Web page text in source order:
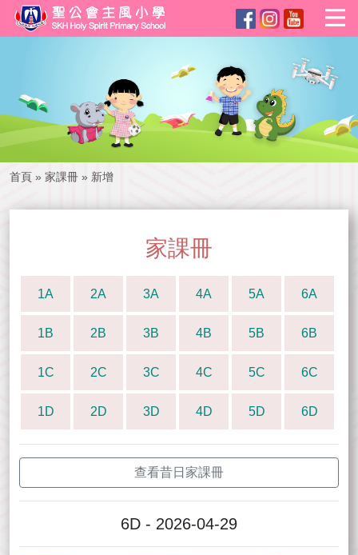
首頁 » 家課冊 » 新增
家課冊
1A 2A 3A 4A 5A 6A
1B 2B 3B 4B 5B 6B
1C 2C 3C 4C 5C 6C
1D 2D 3D 4D 5D 6D
查看昔日家課冊
6D - 2026-04-29